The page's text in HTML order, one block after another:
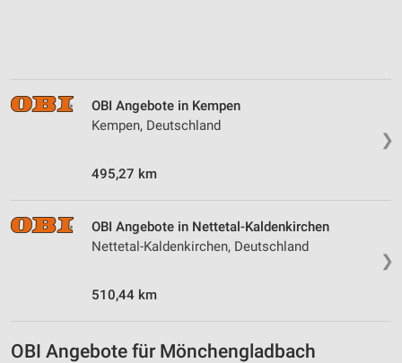
❯
OBI Angebote in Kempen
Kempen, Deutschland
495,27 km
❯
OBI Angebote in Nettetal-Kaldenkirchen
Nettetal-Kaldenkirchen, Deutschland
510,44 km
OBI Angebote für Mönchengladbach
Messung der Werbeleistung
Messung der Performance von Inhalten
Analyse von Zielgruppen durch Statistiken oder
Entwicklung und Verbesserung der Angebote
Verwendung genauer Standortdaten